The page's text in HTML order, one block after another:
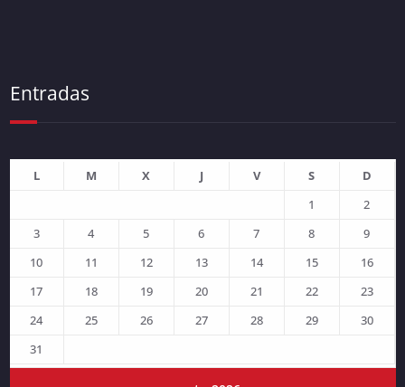
Entradas
L M X J V S
D
1
2
3
4 5 6 7 8
9
10
11 12 13 14 15
16
17
18 19 20 21 22
23
24
25 26 27 28 29
30
31